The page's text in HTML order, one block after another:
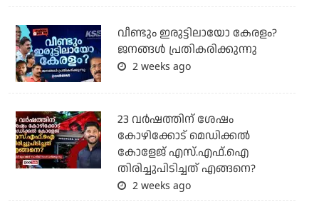
വീണ്ടും ഇരുട്ടിലായോ കേരളം?
ജനങ്ങൾ പ്രതികരിക്കുന്നു
2 weeks ago
23 വർഷത്തിന് ശേഷം
കോഴിക്കോട് മെഡിക്കൽ
കോളേജ് എസ്.എഫ്.ഐ
തിരിച്ചുപിടിച്ചത് എങ്ങനെ?
2 weeks ago